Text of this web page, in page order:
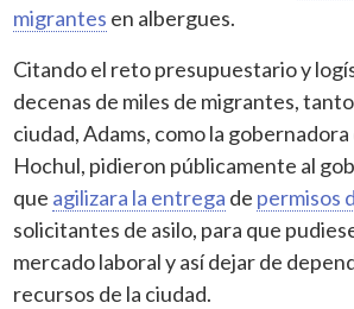
migrantes en albergues.
Citando el reto presupuestario y
decenas de miles de migrantes,
ciudad, Adams, como la
Hochul, pidieron públicamente al
que agilizara la entrega de permisos
solicitantes de asilo, para que
mercado laboral y así dejar de
recursos de la ciudad.